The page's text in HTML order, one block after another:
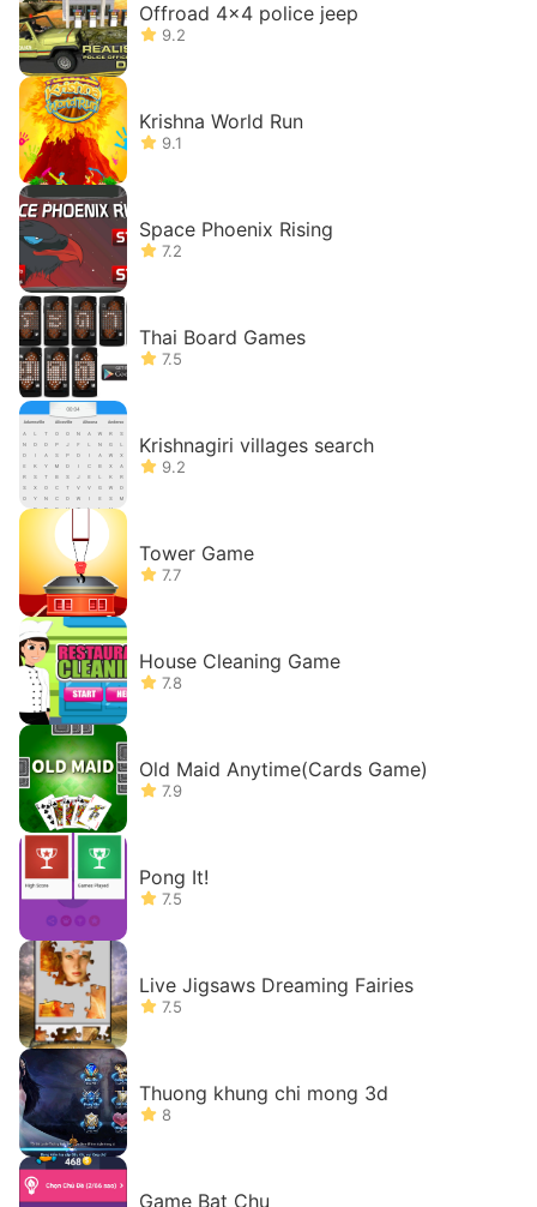
Offroad 4x4 police jeep
9.2
Krishna World Run
9.1
Space Phoenix Rising
7.2
Thai Board Games
7.5
Krishnagiri villages search
9.2
Tower Game
7.7
House Cleaning Game
7.8
Old Maid Anytime(Cards Game)
7.9
Pong It!
7.5
Live Jigsaws Dreaming Fairies
7.5
Thuong khung chi mong 3d
8
Game Bat Chu